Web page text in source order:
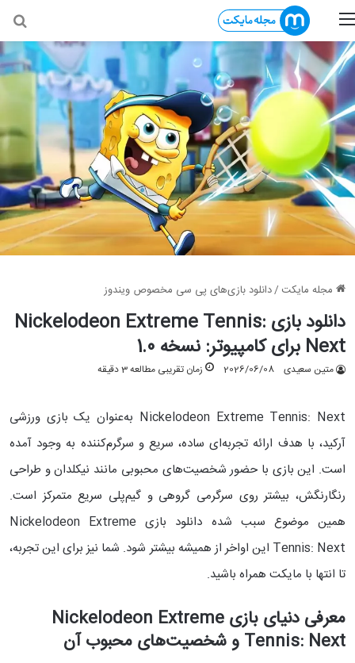
منو
مجله مایکت /دانلود بازی‌های پی سی مخصوص ویندوز
دانلود بازی Nickelodeon Extreme Tennis:
Next برای کامپیوتر: نسخه 1.0
متین سعیدی 2026/06/08 زمان تقریبی مطالعه 3 دقیقه
Nickelodeon Extreme Tennis: Next به‌عنوان یک بازی ورزشی
آرکید، با هدف ارائه تجربه‌ای ساده، سریع و سرگرم‌کننده به وجود آمده
است. این بازی با حضور شخصیت‌های محبوبی مانند نیکلدان و طراحی
رنگارنگش، بیشتر روی سرگرمی گروهی و گیم‌پلی سریع متمرکز است.
همین موضوع سبب شده دانلود بازی Nickelodeon Extreme
Tennis: Next این اواخر از همیشه بیشتر شود. شما نیز برای این تجربه،
تا انتها با مایکت همراه باشید.
معرفی دنیای بازی Nickelodeon Extreme
Tennis: Next و شخصیت‌های محبوب آن